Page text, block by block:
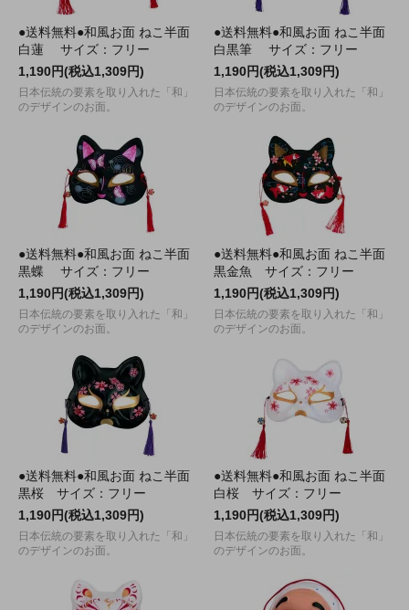
●送料無料●和風お面 ねこ半面
白蓮 サイズ：フリー
1,190円(税込1,309円)
日本伝統の要素を取り入れた「和」
のデザインのお面。
●送料無料●和風お面 ねこ半面
白黒筆 サイズ：フリー
1,190円(税込1,309円)
日本伝統の要素を取り入れた「和」
のデザインのお面。
●送料無料●和風お面 ねこ半面
黒蝶 サイズ：フリー
1,190円(税込1,309円)
日本伝統の要素を取り入れた「和」
のデザインのお面。
●送料無料●和風お面 ねこ半面
黒金魚 サイズ：フリー
1,190円(税込1,309円)
日本伝統の要素を取り入れた「和」
のデザインのお面。
●送料無料●和風お面 ねこ半面
黒桜 サイズ：フリー
1,190円(税込1,309円)
日本伝統の要素を取り入れた「和」
のデザインのお面。
●送料無料●和風お面 ねこ半面
白桜 サイズ：フリー
1,190円(税込1,309円)
日本伝統の要素を取り入れた「和」
のデザインのお面。